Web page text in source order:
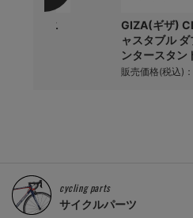
ーク) ミニ
GIZA(ギザ)
ャスタブル
ンタースタン
販売価格(税込)：
cycling parts
サイクルパーツ